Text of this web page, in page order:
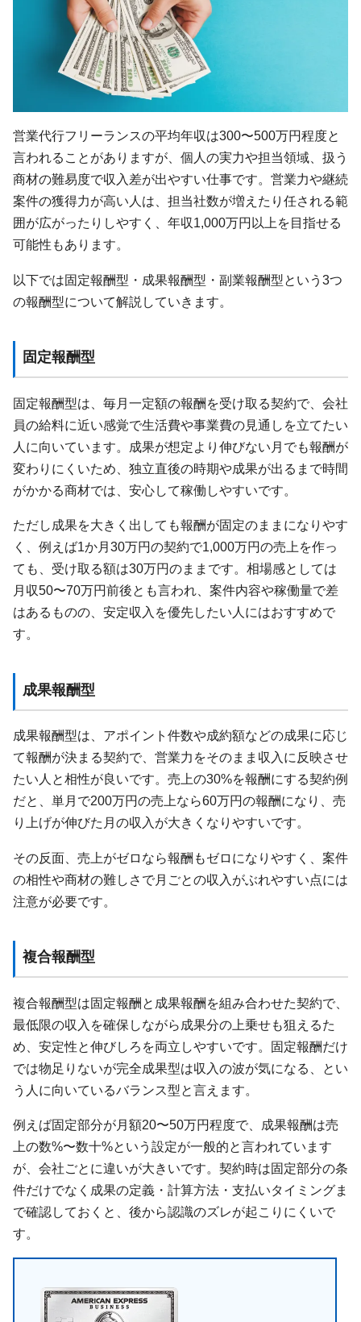
営業代行フリーランスの平均年収は300〜500万円程度と
言われることがありますが、個人の実力や担当領域、扱う
商材の難易度で収入差が出やすい仕事です。営業力や継続
案件の獲得力が高い人は、担当社数が増えたり任される範
囲が広がったりしやすく、年収1,000万円以上を目指せる
可能性もあります。
以下では固定報酬型・成果報酬型・副業報酬型という3つ
の報酬型について解説していきます。
固定報酬型
固定報酬型は、毎月一定額の報酬を受け取る契約で、会社
員の給料に近い感覚で生活費や事業費の見通しを立てたい
人に向いています。成果が想定より伸びない月でも報酬が
変わりにくいため、独立直後の時期や成果が出るまで時間
がかかる商材では、安心して稼働しやすいです。
ただし成果を大きく出しても報酬が固定のままになりやす
く、例えば1か月30万円の契約で1,000万円の売上を作っ
ても、受け取る額は30万円のままです。相場感としては
月収50〜70万円前後とも言われ、案件内容や稼働量で差
はあるものの、安定収入を優先したい人にはおすすめで
す。
成果報酬型
成果報酬型は、アポイント件数や成約額などの成果に応じ
て報酬が決まる契約で、営業力をそのまま収入に反映させ
たい人と相性が良いです。売上の30%を報酬にする契約例
だと、単月で200万円の売上なら60万円の報酬になり、売
り上げが伸びた月の収入が大きくなりやすいです。
その反面、売上がゼロなら報酬もゼロになりやすく、案件
の相性や商材の難しさで月ごとの収入がぶれやすい点には
注意が必要です。
複合報酬型
複合報酬型は固定報酬と成果報酬を組み合わせた契約で、
最低限の収入を確保しながら成果分の上乗せも狙えるた
め、安定性と伸びしろを両立しやすいです。固定報酬だけ
では物足りないが完全成果型は収入の波が気になる、とい
う人に向いているバランス型と言えます。
例えば固定部分が月額20〜50万円程度で、成果報酬は売
上の数%〜数十%という設定が一般的と言われています
が、会社ごとに違いが大きいです。契約時は固定部分の条
件だけでなく成果の定義・計算方法・支払いタイミングま
で確認しておくと、後から認識のズレが起こりにくいで
す。